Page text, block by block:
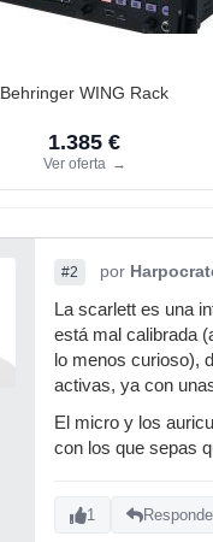
Behringer WING Rack
1.385 €
Ver oferta →
#2 por
La scarlett es una
está mal calibrada
lo menos curioso),
activas, ya con
El micro y los
con los que sepas
1